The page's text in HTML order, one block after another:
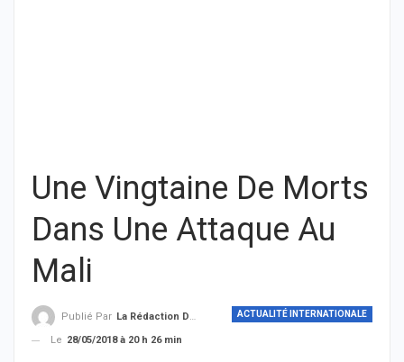
Une Vingtaine De Morts
Dans Une Attaque Au
Mali
ACTUALITÉ INTERNATIONALE
Publié Par La Rédaction De THIEYSENEGAL.com
Le 28/05/2018 à 20 h 26 min